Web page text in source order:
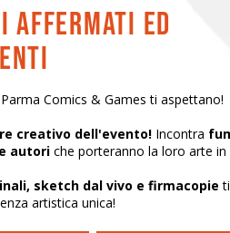
ed
Comics & Games ti aspettano!
creativo dell'evento! Incontra
autori che porteranno la loro arte in
sketch dal vivo e firmacopie
artistica unica!